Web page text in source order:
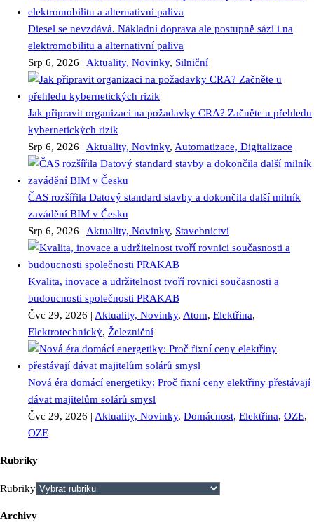
Diesel se nevzdává. Nákladní doprava ale postupně sází i na
elektromobilitu a alternativní paliva
Srp 6, 2026 | Aktuality, Novinky, Silniční
Jak připravit organizaci na požadavky CRA? Začněte u přehledu
kybernetických rizik
Srp 6, 2026 | Aktuality, Novinky, Automatizace, Digitalizace
ČAS rozšířila Datový standard stavby a dokončila další milník
zavádění BIM v Česku
Srp 6, 2026 | Aktuality, Novinky, Stavebnictví
Kvalita, inovace a udržitelnost tvoří rovnici současnosti a
budoucnosti společnosti PRAKAB
Čvc 29, 2026 | Aktuality, Novinky, Atom, Elektřina,
Elektrotechnický, Železniční
Nová éra domácí energetiky: Proč fixní ceny elektřiny přestávají
dávat majitelům solárů smysl
Čvc 29, 2026 | Aktuality, Novinky, Domácnost, Elektřina, OZE,
OZE
Rubriky
Rubriky
Archivy